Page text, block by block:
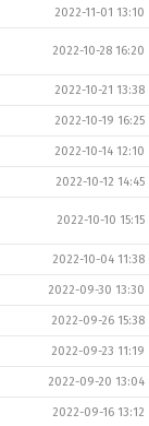
2022-11-01 13:10
2022-10-28 16:20
2022-10-21 13:38
2022-10-19 16:25
2022-10-14 12:10
2022-10-12 14:45
2022-10-10 15:15
2022-10-04 11:38
2022-09-30 13:30
2022-09-26 15:38
2022-09-23 11:19
2022-09-20 13:04
2022-09-16 13:12